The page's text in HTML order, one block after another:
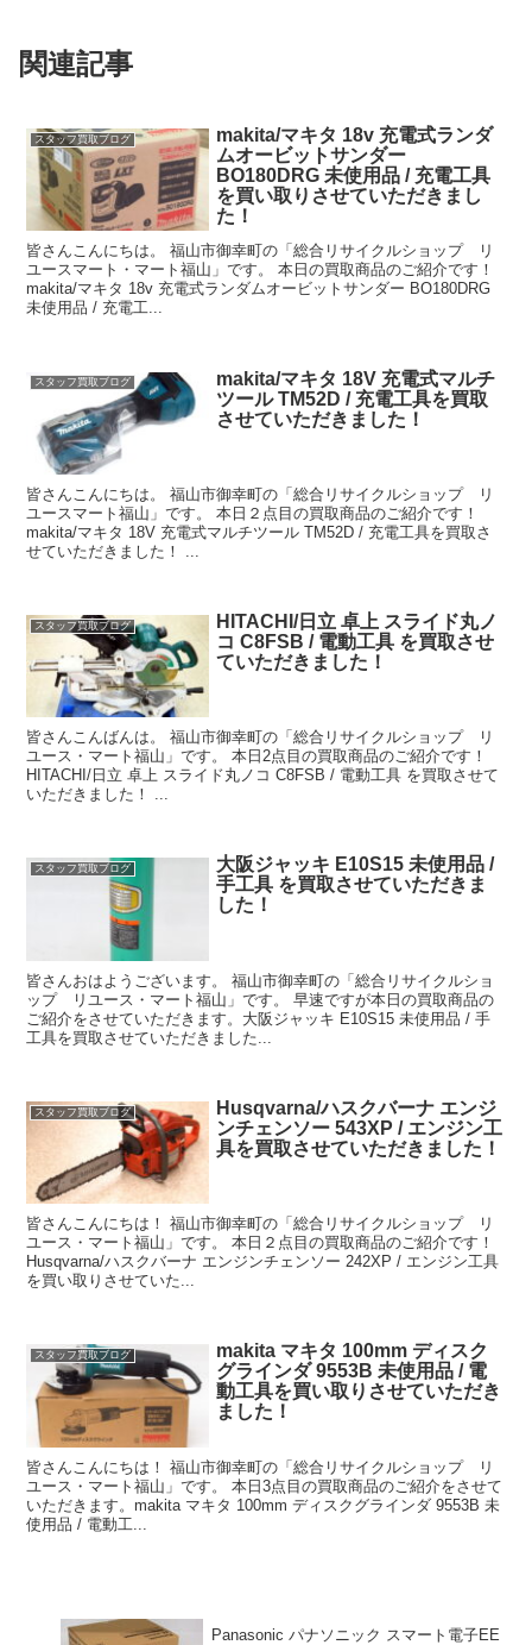
関連記事
スタッフ買取ブログ
makita/マキタ 18v 充電式ランダ
ムオービットサンダー
BO180DRG 未使用品 / 充電工具
を買い取りさせていただきまし
た！
皆さんこんにちは。 福山市御幸町の「総合リサイクルショップ リ
ユースマート・マート福山」です。 本日の買取商品のご紹介です！
makita/マキタ 18v 充電式ランダムオービットサンダー BO180DRG
未使用品 / 充電工...
スタッフ買取ブログ
makita/マキタ 18V 充電式マルチ
ツール TM52D / 充電工具を買取
させていただきました！
皆さんこんにちは。 福山市御幸町の「総合リサイクルショップ リ
ユースマート福山」です。 本日２点目の買取商品のご紹介です！
makita/マキタ 18V 充電式マルチツール TM52D / 充電工具を買取さ
せていただきました！ ...
スタッフ買取ブログ
HITACHI/日立 卓上 スライド丸ノ
コ C8FSB / 電動工具 を買取させ
ていただきました！
皆さんこんばんは。 福山市御幸町の「総合リサイクルショップ リ
ユース・マート福山」です。 本日2点目の買取商品のご紹介です！
HITACHI/日立 卓上 スライド丸ノコ C8FSB / 電動工具 を買取させて
いただきました！ ...
スタッフ買取ブログ
大阪ジャッキ E10S15 未使用品 /
手工具 を買取させていただきま
した！
皆さんおはようございます。 福山市御幸町の「総合リサイクルショ
ップ リユース・マート福山」です。 早速ですが本日の買取商品の
ご紹介をさせていただきます。大阪ジャッキ E10S15 未使用品 / 手
工具を買取させていただきました...
スタッフ買取ブログ
Husqvarna/ハスクバーナ エンジ
ンチェンソー 543XP / エンジン工
具を買取させていただきました！
皆さんこんにちは！ 福山市御幸町の「総合リサイクルショップ リ
ユース・マート福山」です。 本日２点目の買取商品のご紹介です！
Husqvarna/ハスクバーナ エンジンチェンソー 242XP / エンジン工具
を買い取りさせていた...
スタッフ買取ブログ
makita マキタ 100mm ディスク
グラインダ 9553B 未使用品 / 電
動工具を買い取りさせていただき
ました！
皆さんこんにちは！ 福山市御幸町の「総合リサイクルショップ リ
ユース・マート福山」です。 本日3点目の買取商品のご紹介をさせて
いただきます。makita マキタ 100mm ディスクグラインダ 9553B 未
使用品 / 電動工...
Panasonic パナソニック スマート電子EE